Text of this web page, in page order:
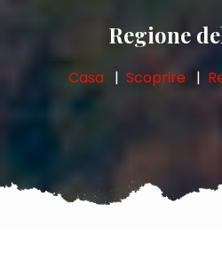
Regione
Casa Scoprire